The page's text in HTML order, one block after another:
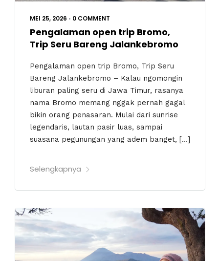
MEI 25, 2026 • 0 COMMENT
Pengalaman open trip Bromo,
Trip Seru Bareng Jalankebromo
Pengalaman open trip Bromo, Trip Seru
Bareng Jalankebromo – Kalau ngomongin
liburan paling seru di Jawa Timur, rasanya
nama Bromo memang nggak pernah gagal
bikin orang penasaran. Mulai dari sunrise
legendaris, lautan pasir luas, sampai
suasana pegunungan yang adem banget, […]
Selengkapnya